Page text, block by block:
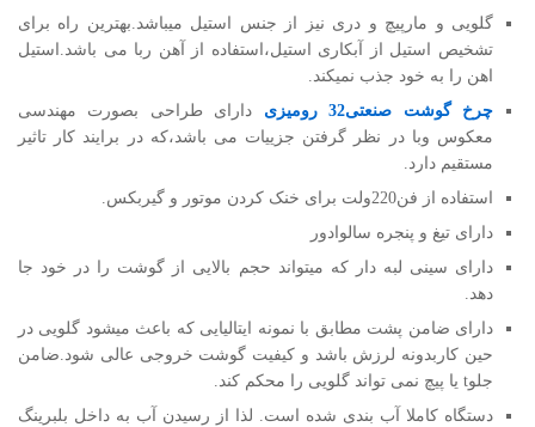
گلویی و مارپیچ و دری نیز از جنس استیل میباشد.بهترین راه برای
تشخیص استیل از آبکاری استیل،استفاده از آهن ربا می باشد.استیل
اهن را به خود جذب نمیکند.
چرخ گوشت صنعتی32 رومیزی
دارای طراحی بصورت مهندسی
معکوس وبا در نظر گرفتن جزییات می باشد،که در برایند کار تاثیر
مستقیم دارد.
استفاده از فن220ولت برای خنک کردن موتور و گیربکس.
دارای تیغ و پنجره سالوادور
دارای سینی لبه دار که میتواند حجم بالایی از گوشت را در خود جا
دهد.
دارای ضامن پشت مطابق با نمونه ایتالیایی که باعث میشود گلویی در
حین کاربدونه لرزش باشد و کیفیت گوشت خروجی عالی شود.ضامن
جلوt یا پیچ نمی تواند گلویی را محکم کند.
دستگاه کاملا آب بندی شده است. لذا از رسیدن آب به داخل بلبرینگ